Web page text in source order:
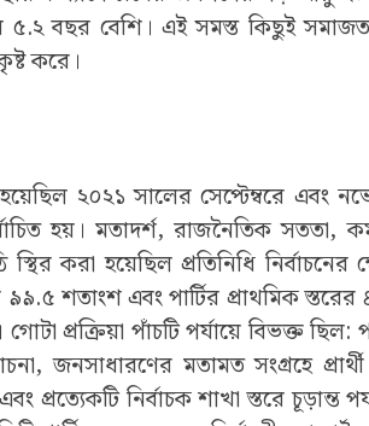
বছর বেশি। এই সমস্ত কিছুই
করে।
হয়েছিল ২০২১ সালের সেপ্টেম্বরে এবং
হয়। মতাদর্শ, রাজনৈতিক সততা,
করা হয়েছিল প্রতিনিধি নির্বাচনের
শতাংশ এবং পার্টির প্রাথমিক
প্রক্রিয়া পাঁচটি পর্যায়ে বিভক্ত ছিল:
জনসাধারণের মতামত সংগ্রহে
প্রত্যেকটি নির্বাচক শাখা স্তরে চূড়ান্ত